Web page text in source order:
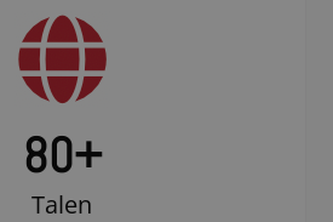
80+
Talen